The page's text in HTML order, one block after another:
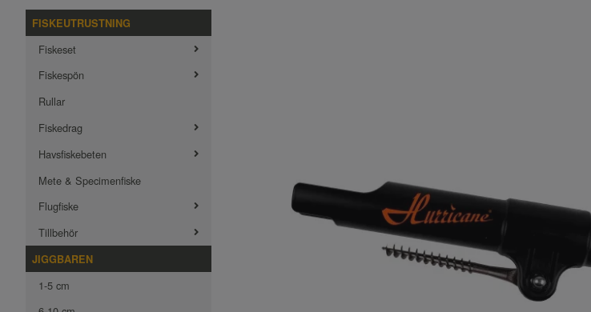
FISKEUTRUSTNING
Fiskeset
Fiskespön
Rullar
Fiskedrag
Havsfiskebeten
Mete & Specimenfiske
Flugfiske
Tillbehör
JIGGBAREN
1-5 cm